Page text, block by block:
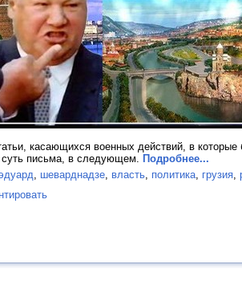
касающихся военных действий, в
суть письма, в следующем. Подробнее...
, шеварднадзе, власть, политика, грузия,